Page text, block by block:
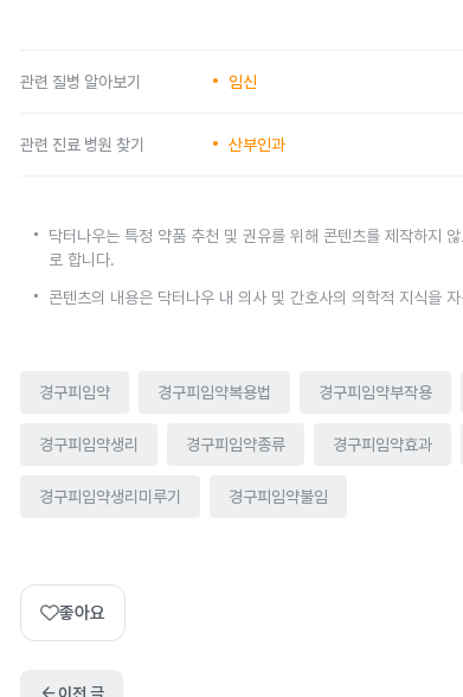
관련 질병 알아보기 임신
관련 진료 병원 찾기 산부인과
닥터나우는 특정 약품 추천 및 권유를 위해 콘텐츠를 제작하지
로 합니다.
콘텐츠의 내용은 닥터나우 내 의사 및 간호사의 의학적 지식을
경구피임약 경구피임약복용법 경구피임약부작용
경구피임약생리 경구피임약종류 경구피임약효과
경구피임약생리미루기 경구피임약불임
좋아요